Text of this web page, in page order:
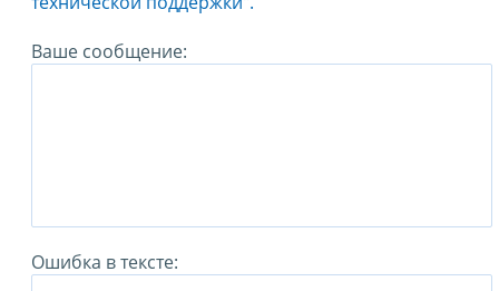
Ваше сообщение:
Ошибка в тексте: